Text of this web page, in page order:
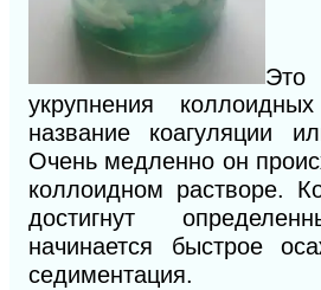
укрупнения
название коагуляции
Очень медленно он
коллоидном растворе.
достигнут
начинается быстрое
седиментация.